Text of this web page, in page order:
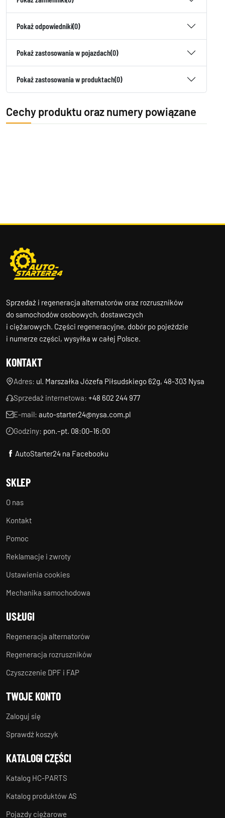
Pokaż odpowiedniki(0)
Pokaż zastosowania w pojazdach(0)
Pokaż zastosowania w produktach(0)
Cechy produktu oraz numery powiązane
Sprzedaż i regeneracja alternatorów oraz rozruszników
do samochodów osobowych, dostawczych
i ciężarowych. Części regeneracyjne, dobór po pojeździe
i numerze części, wysyłka w całej Polsce.
KONTAKT
Adres: ul. Marszałka Józefa Piłsudskiego 62g, 48-303 Nysa
Sprzedaż internetowa: +48 602 244 977
E-mail: auto-starter24@nysa.com.pl
Godziny: pon.–pt. 08:00–16:00
AutoStarter24 na Facebooku
SKLEP
O nas
Kontakt
Pomoc
Reklamacje i zwroty
Ustawienia cookies
Mechanika samochodowa
USŁUGI
Regeneracja alternatorów
Regeneracja rozruszników
Czyszczenie DPF i FAP
TWOJE KONTO
Zaloguj się
Sprawdź koszyk
KATALOGI CZĘŚCI
Katalog HC-PARTS
Katalog produktów AS
Pojazdy ciężarowe